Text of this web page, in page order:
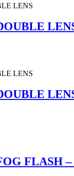
LENS
LENS
FLASH –